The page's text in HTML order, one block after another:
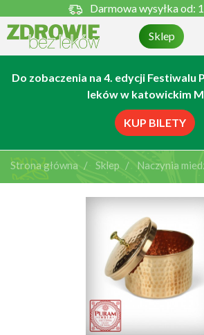
Darmowa wysyłka od:
Sklep
Do zobaczenia na 4. edycji Festiwalu
leków w katowickim
KUP BILETY
Strona główna Sklep Naczynia